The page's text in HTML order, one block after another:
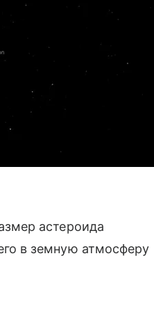
астероида
в земную атмосферу